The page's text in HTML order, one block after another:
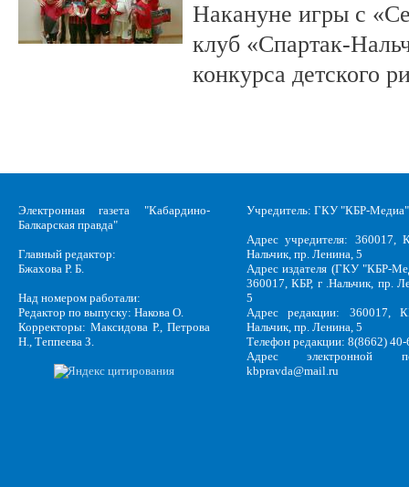
Накануне игры с
клуб «Спартак-
конкурса детского
Электронная газета "Кабардино-
Балкарская правда"
Главный редактор:
Бжахова Р. Б.
Над номером работали:
Редактор по выпуску: Накова О.
Корректоры: Максидова Р., Петрова
Н., Теппеева З.
Учредитель: ГКУ "КБР-Медиа"
Адрес учредителя: 360017,
Нальчик, пр. Ленина, 5
Адрес издателя (ГКУ "КБР-
360017, КБР, г .Нальчик, пр.
5
Адрес редакции: 360017,
Нальчик, пр. Ленина, 5
Телефон редакции: 8(8662)
Адрес электронной
kbpravda@mail.ru